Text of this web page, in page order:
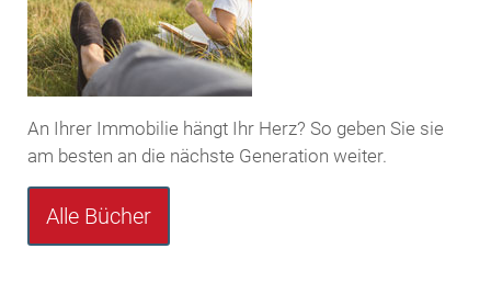
An Ihrer Immobilie hängt Ihr Herz? So geben Sie sie
am besten an die nächste Generation weiter.
Alle Bücher